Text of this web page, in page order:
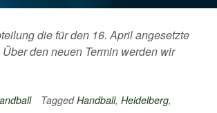
die für den 16. April angesetzte
den neuen Termin werden wir
TaggedHandball, Heidelberg,